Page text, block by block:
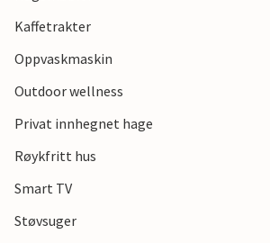
Kaffetrakter
Oppvaskmaskin
Outdoor wellness
Privat innhegnet hage
Røykfritt hus
Smart TV
Støvsuger